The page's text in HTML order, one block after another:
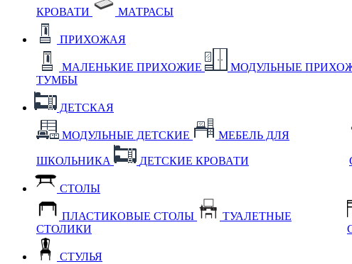
КРОВАТИ МАТРАСЫ
ПРИХОЖАЯ
МАЛЕНЬКИЕ ПРИХОЖИЕ МОДУЛЬНЫЕ
ТУМБЫ
ДЕТСКАЯ
МОДУЛЬНЫЕ ДЕТСКИЕ МЕБЕЛЬ ДЛЯ
ШКОЛЬНИКА ДЕТСКИЕ КРОВАТИ
СТОЛЫ
ПЛАСТИКОВЫЕ СТОЛЫ
ТУАЛЕТНЫЕ
СТОЛИКИ
СТУЛЬЯ